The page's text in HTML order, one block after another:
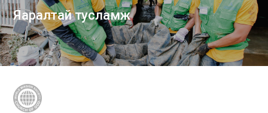
Яаралтай тусламж